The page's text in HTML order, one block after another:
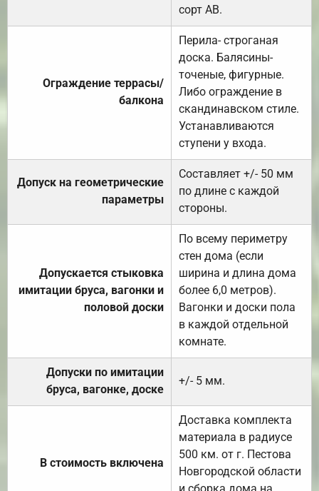
сорт АВ.
Ограждение террасы/
балкона
Перила- строганая
доска. Балясины-
точеные, фигурные.
Либо ограждение в
скандинавском стиле.
Устанавливаются
ступени у входа.
Допуск на геометрические
параметры
Составляет +/- 50 мм
по длине с каждой
стороны.
Допускается стыковка
имитации бруса, вагонки и
половой доски
По всему периметру
стен дома (если
ширина и длина дома
более 6,0 метров).
Вагонки и доски пола
в каждой отдельной
комнате.
Допуски по имитации
бруса, вагонке, доске
+/- 5 мм.
В стоимость включена
Доставка комплекта
материала в радиусе
500 км. от г. Пестова
Новгородской области
и сборка дома на